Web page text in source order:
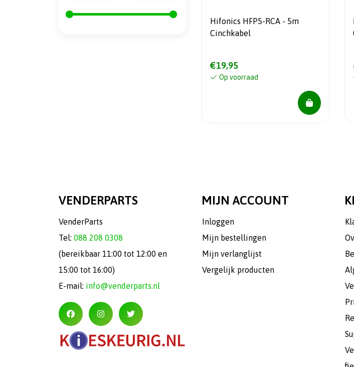
Hifonics HFP5-RCA - 5m
Cinchkabel
€19,95
Op voorraad
VENDERPARTS
VenderParts
Tel: 088 208 0308
(bereikbaar 11:00 tot 12:00 en
15:00 tot 16:00)
E-mail: info@venderparts.nl
MIJN ACCOUNT
Inloggen
Mijn bestellingen
Mijn verlanglijst
Vergelijk producten